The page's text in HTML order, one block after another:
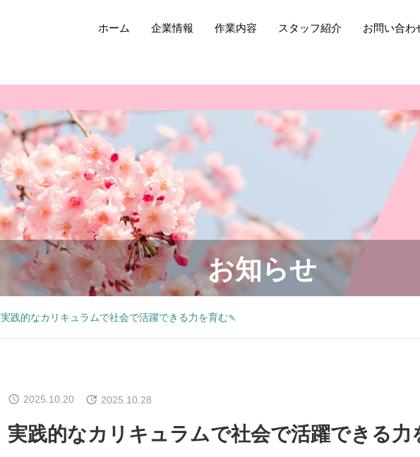
ホーム 企業情報 作業内容 スタッフ紹介 お問い合わ
お知らせ
実践的なカリキュラムで社会で活躍できる力を育む🍡
2025.10.20 2025.10.28
実践的なカリキュラムで社会で活躍できる力